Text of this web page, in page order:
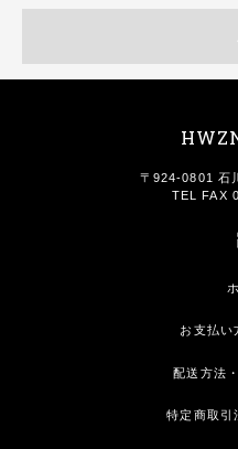
〒924-0801 石
TEL FAX
お支払い
配送方法
特定商取引